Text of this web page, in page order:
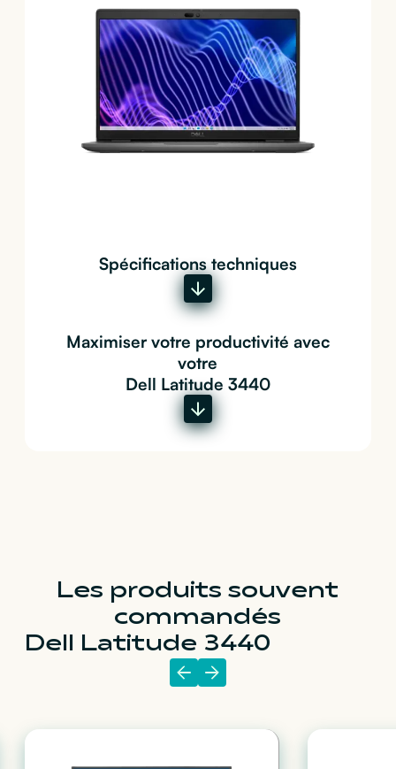
Spécifications techniques
Maximiser votre productivité avec
votre
Dell Latitude 3440
Les produits souvent
commandés
Dell Latitude 3440